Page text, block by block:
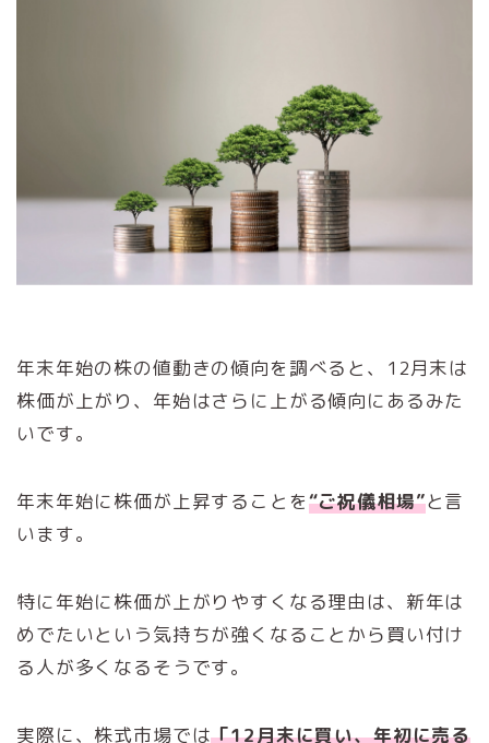
年末年始の株の値動きの傾向を調べると、12月末は
株価が上がり、年始はさらに上がる傾向にあるみた
いです。
年末年始に株価が上昇することを“ご祝儀相場”と言
います。
特に年始に株価が上がりやすくなる理由は、新年は
めでたいという気持ちが強くなることから買い付け
る人が多くなるそうです。
実際に、株式市場では「12月末に買い、年初に売る